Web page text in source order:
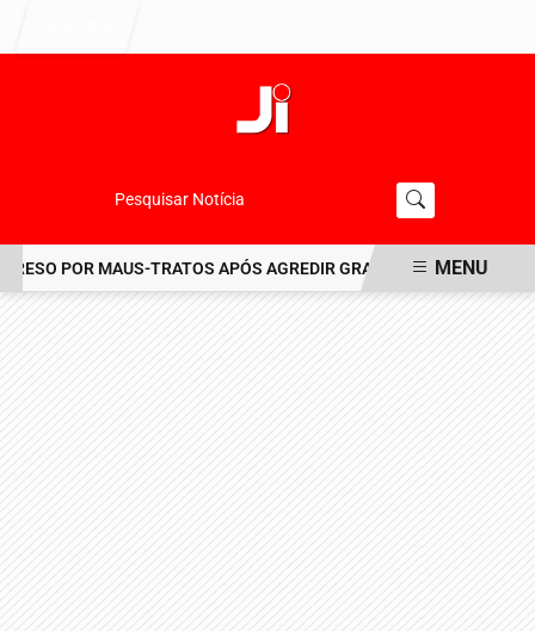
Pesquisar Notícia
POR MAUS-TRATOS APÓS AGREDIR GRAVEMENTE CACHORRO
MENU